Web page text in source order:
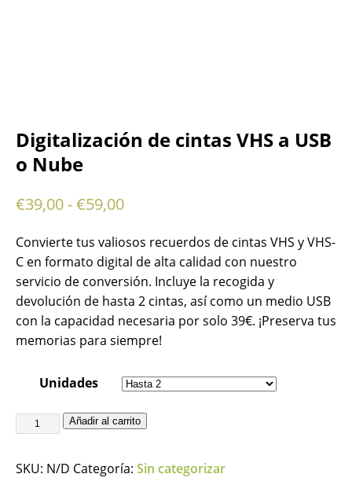
Digitalización de cintas VHS a USB
o Nube
€39,00-€59,00
Convierte tus valiosos recuerdos de cintas VHS y VHS-
C en formato digital de alta calidad con nuestro
servicio de conversión. Incluye la recogida y
devolución de hasta 2 cintas, así como un medio USB
con la capacidad necesaria por solo 39€. ¡Preserva tus
memorias para siempre!
Unidades
Añadir al carrito
SKU: N/D Categoría: Sin categorizar